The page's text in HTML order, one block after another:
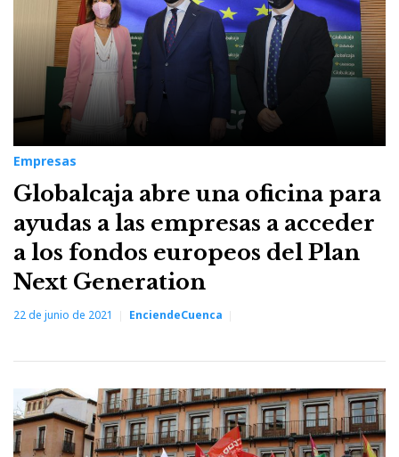
Empresas
Globalcaja abre una oficina para
ayudas a las empresas a acceder
a los fondos europeos del Plan
Next Generation
22 de junio de 2021 EnciendeCuenca